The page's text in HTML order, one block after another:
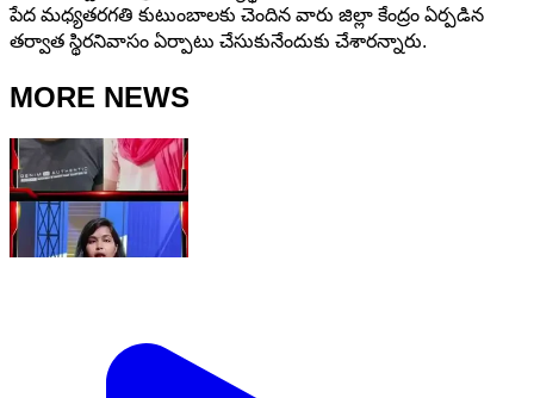
పేద మధ్యతరగతి కుటుంబాలకు చెందిన వారు జిల్లా కేంద్రం ఏర్పడిన
తర్వాత స్థిరనివాసం ఏర్పాటు చేసుకునేందుకు చేశారన్నారు.
MORE NEWS